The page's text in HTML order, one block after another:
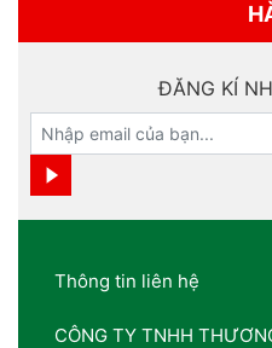
ĐĂNG KÍ
Thông tin liên hệ
CÔNG TY TNHH